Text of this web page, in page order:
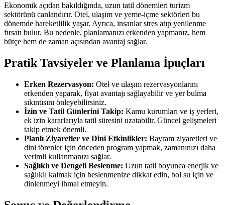
Ekonomik açıdan bakıldığında, uzun tatil dönemleri turizm
sektörünü canlandırır. Otel, ulaşım ve yeme-içme sektörleri bu
dönemde hareketlilik yaşar. Ayrıca, insanlar stres atıp yenilenme
fırsatı bulur. Bu nedenle, planlamanızı erkenden yapmanız, hem
bütçe hem de zaman açısından avantaj sağlar.
Pratik Tavsiyeler ve Planlama İpuçları
Erken Rezervasyon: Otel ve ulaşım rezervasyonlarını
erkenden yaparak, fiyat avantajı sağlayabilir ve yer bulma
sıkıntısını önleyebilirsiniz.
İzin ve Tatil Günlerini Takip: Kamu kurumları ve iş yerleri,
ek izin kararlarıyla tatil süresini uzatabilir. Güncel gelişmeleri
takip etmek önemli.
Planlı Ziyaretler ve Dini Etkinlikler: Bayram ziyaretleri ve
dini törenler için önceden program yapmak, zamanınızı daha
verimli kullanmanızı sağlar.
Sağlıklı ve Dengeli Beslenme: Uzun tatil boyunca enerjik ve
sağlıklı kalmak için beslenmenize dikkat edin, bol su için ve
dinlenmeyi ihmal etmeyin.